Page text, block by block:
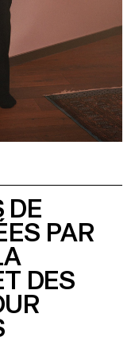
DE
PAR
DES